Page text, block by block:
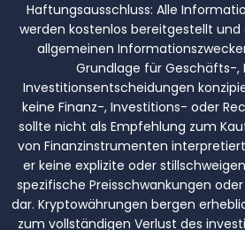
Haftungsausschluss: Alle
werden kostenlos bereitgestellt
allgemeinen
Grundlage für Geschäfts-,
Investitionsentscheidungen
keine Finanz-, Investitions- oder
sollte nicht als Empfehlung zum
von Finanzinstrumenten
er keine explizite oder
spezifische Preisschwankungen
dar. Kryptowährungen bergen
zum vollständigen Verlust des